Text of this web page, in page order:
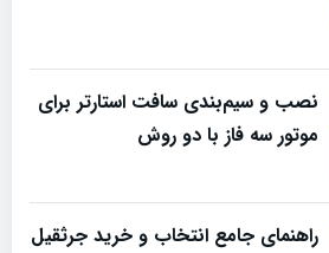
نصب و سیم‌بندی سافت استارتر برای
موتور سه فاز با دو روش
راهنمای جامع انتخاب و خرید جرثقیل